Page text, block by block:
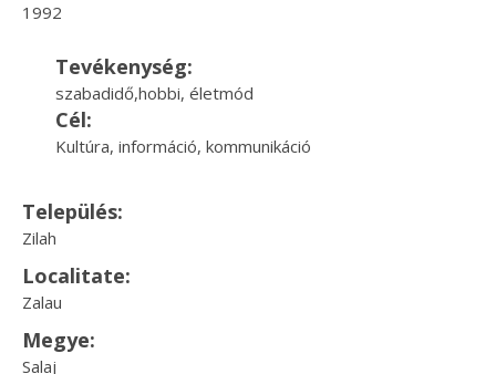
1992
Tevékenység:
szabadidő,hobbi, életmód
Cél:
Kultúra, információ, kommunikáció
Település:
Zilah
Localitate:
Zalau
Megye:
Salaj